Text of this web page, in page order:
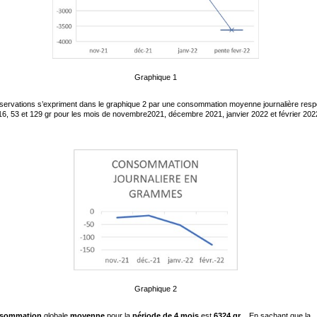
Graphique 1
s’expriment dans le graphique 2 par une consommation moyenne journalière
53 et 129 gr pour les mois de novembre2021, décembre 2021, janvier 2022 et février
Graphique 2